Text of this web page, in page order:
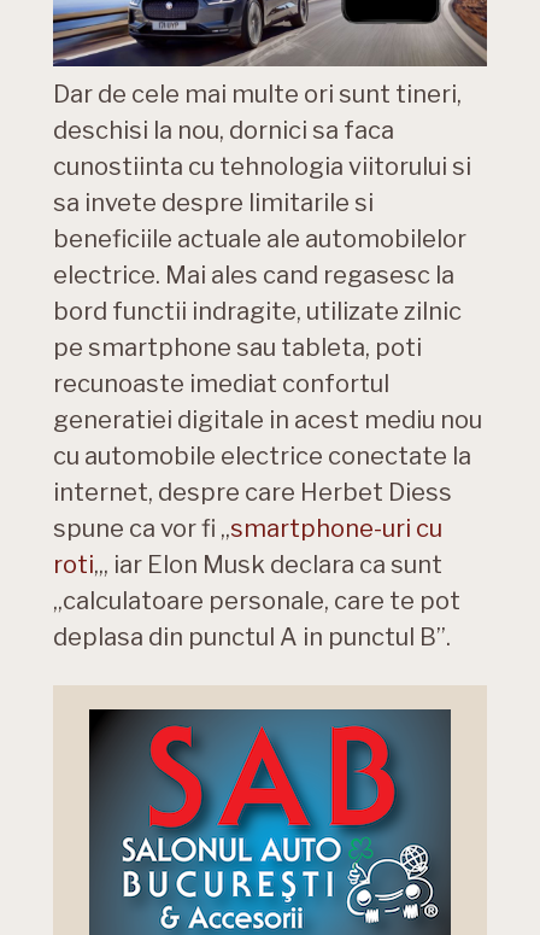
Dar de cele mai multe ori sunt tineri,
deschisi la nou, dornici sa faca
cunostiinta cu tehnologia viitorului si
sa invete despre limitarile si
beneficiile actuale ale automobilelor
electrice. Mai ales cand regasesc la
bord functii indragite, utilizate zilnic
pe smartphone sau tableta, poti
recunoaste imediat confortul
generatiei digitale in acest mediu nou
cu automobile electrice conectate la
internet, despre care Herbet Diess
spune ca vor fi „smartphone-uri cu
roti„, iar Elon Musk declara ca sunt
„calculatoare personale, care te pot
deplasa din punctul A in punctul B”.